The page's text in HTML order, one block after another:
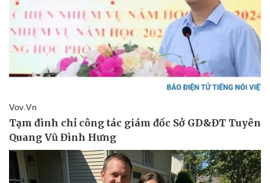
Thể thao
Lịch thi đấu bóng đá
Thế giới thể thao
eSports
Hậu trường
Ô tô - Xe máy
Tư vấn